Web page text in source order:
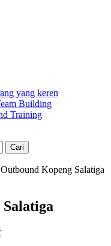
yang keren
Building
Training
Kopeng Salatiga